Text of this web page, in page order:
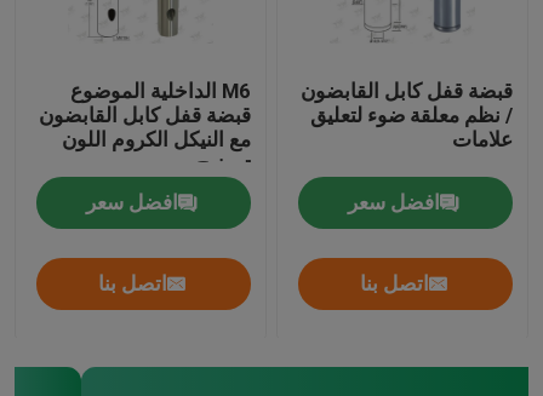
قبضة قفل كابل القابضون
/ نظم معلقة ضوء لتعليق
علامات
افضل سعر
اتصل بنا
M6 الداخلية الموضوع
قبضة قفل كابل القابضون
مع النيكل الكروم اللون
تصفيح
افضل سعر
اتصل بنا